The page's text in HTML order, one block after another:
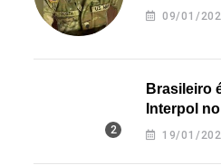
revela
09/01/
Brasileiro
Interpol
pode19/01/